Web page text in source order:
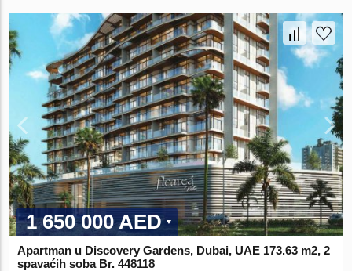
1 650 000 AED
Apartman u Discovery Gardens, Dubai, UAE 173.63 m2, 2
spavaćih soba Br. 448118